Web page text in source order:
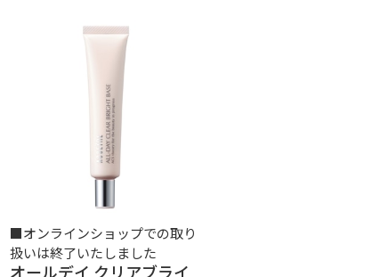
■オンラインショップでの取り
扱いは終了いたしました
オールデイ クリアブライ